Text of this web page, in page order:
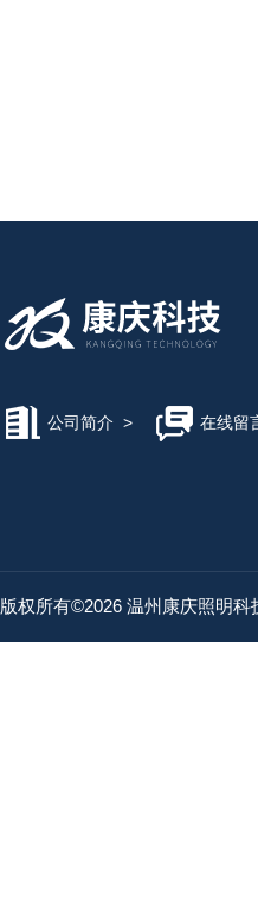
公司简介 > 在线留
版权所有©2026 温州康庆照明